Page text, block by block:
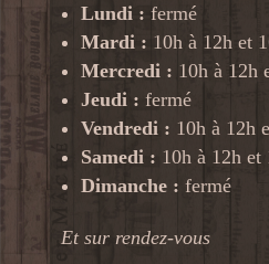
Lundi : fermé
Mardi : 10h à 12h et
Mercredi : 10h à 12h
Jeudi : fermé
Vendredi : 10h à 12h
Samedi : 10h à 12h et
Dimanche : fermé
Et sur rendez-vous